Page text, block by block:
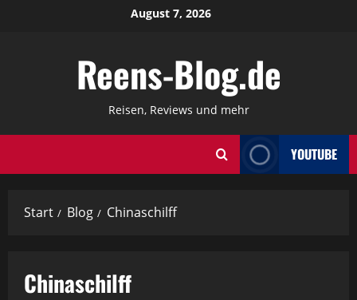
August 7, 2026
Reens-Blog.de
Reisen, Reviews und mehr
YOUTUBE
Start Blog Chinaschilff
Chinaschilff